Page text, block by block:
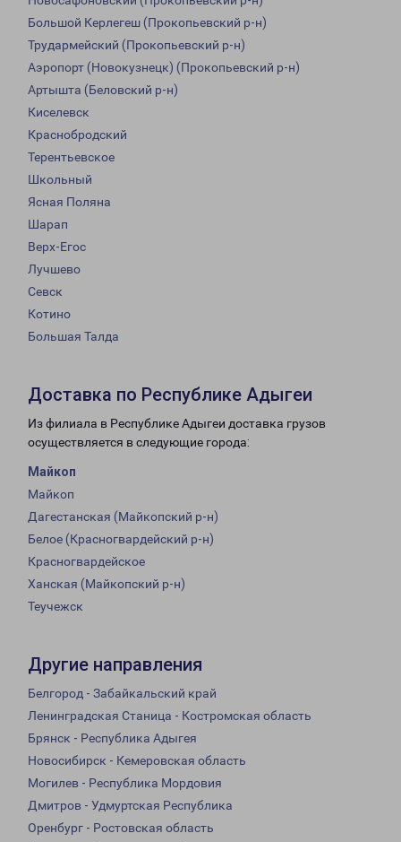
Большой Керлегеш (Прокопьевский р-н)
Трудармейский (Прокопьевский р-н)
Аэропорт (Новокузнецк) (Прокопьевский р-н)
Артышта (Беловский р-н)
Киселевск
Краснобродский
Терентьевское
Школьный
Ясная Поляна
Шарап
Верх-Егос
Лучшево
Севск
Котино
Большая Талда
Доставка по Республике Адыгеи
Из филиала в Республике Адыгеи доставка грузов
осуществляется в следующие города:
Майкоп
Майкоп
Дагестанская (Майкопский р-н)
Белое (Красногвардейский р-н)
Красногвардейское
Ханская (Майкопский р-н)
Теучежск
Другие направления
Белгород - Забайкальский край
Ленинградская Станица - Костромская область
Брянск - Республика Адыгея
Новосибирск - Кемеровская область
Могилев - Республика Мордовия
Дмитров - Удмуртская Республика
Оренбург - Ростовская область